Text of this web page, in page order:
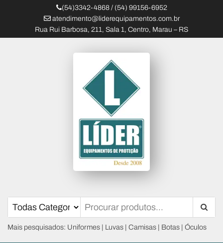
(54)3342-4868 / (54) 99156-6952
atendimento@liderequipamentos.com.br
Rua Rui Barbosa, 211, Sala 1, Centro, Marau – RS
Líder Equipamentos
Mais pesquisados: Uniformes | Luvas | Camisas | Botas | Óculos